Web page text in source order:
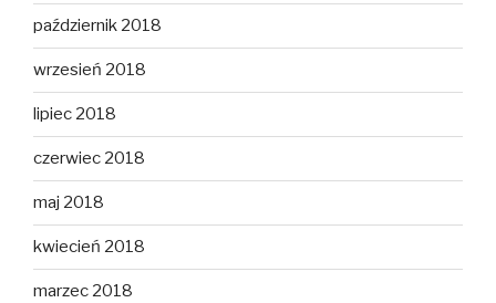
październik 2018
wrzesień 2018
lipiec 2018
czerwiec 2018
maj 2018
kwiecień 2018
marzec 2018